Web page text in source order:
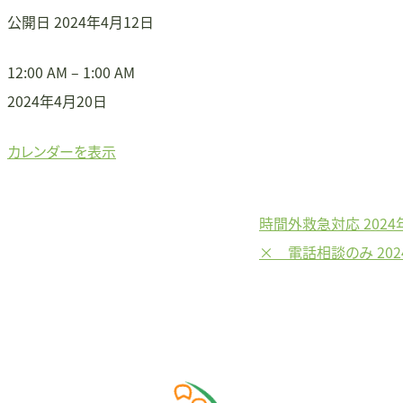
公開日 2024年4月12日
×
電
相
12:00 AM – 1:00 AM
2024年4月20日
カレンダーを表示
投
時間外救急対応2024
× 電話相談のみ